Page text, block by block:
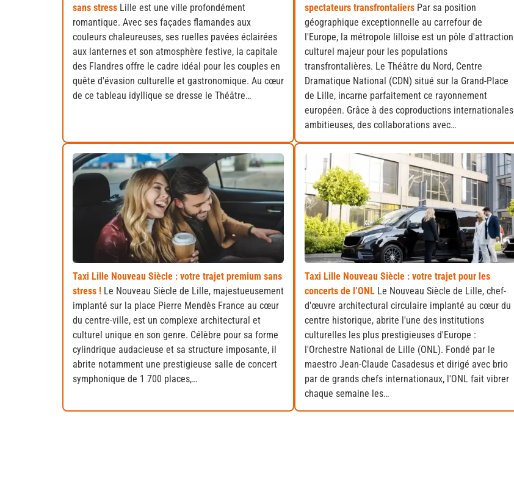
sans stress Lille est une ville profondément
romantique. Avec ses façades flamandes aux
couleurs chaleureuses, ses ruelles pavées éclairées
aux lanternes et son atmosphère festive, la capitale
des Flandres offre le cadre idéal pour les couples en
quête d'évasion culturelle et gastronomique. Au cœur
de ce tableau idyllique se dresse le Théâtre…
spectateurs transfrontaliers Par sa position
géographique exceptionnelle au carrefour de
l'Europe, la métropole lilloise est un pôle d'attraction
culturel majeur pour les populations
transfrontalières. Le Théâtre du Nord, Centre
Dramatique National (CDN) situé sur la Grand-Place
de Lille, incarne parfaitement ce rayonnement
européen. Grâce à des coproductions internationales
ambitieuses, des collaborations avec…
Taxi Lille Nouveau Siècle : votre trajet premium sans
stress ! Le Nouveau Siècle de Lille, majestueusement
implanté sur la place Pierre Mendès France au cœur
du centre-ville, est un complexe architectural et
culturel unique en son genre. Célèbre pour sa forme
cylindrique audacieuse et sa structure imposante, il
abrite notamment une prestigieuse salle de concert
symphonique de 1 700 places,…
Taxi Lille Nouveau Siècle : votre trajet pour les
concerts de l’ONL Le Nouveau Siècle de Lille, chef-
d'œuvre architectural circulaire implanté au cœur du
centre historique, abrite l'une des institutions
culturelles les plus prestigieuses d'Europe :
l'Orchestre National de Lille (ONL). Fondé par le
maestro Jean-Claude Casadesus et dirigé avec brio
par de grands chefs internationaux, l'ONL fait vibrer
chaque semaine les…